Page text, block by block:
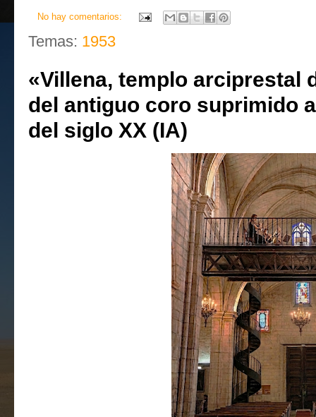
No hay comentarios:
Temas: 1953
«Villena, templo arciprestal
del antiguo coro suprimido
del siglo XX (IA)